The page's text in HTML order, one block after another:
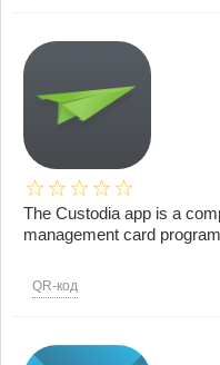
The Custodia app is a
management card
QR-код